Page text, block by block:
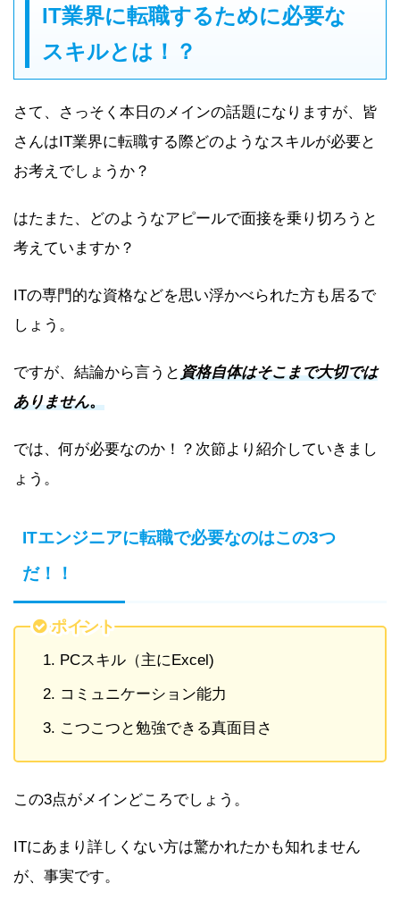
IT業界に転職するために必要な
スキルとは！？
さて、さっそく本日のメインの話題になりますが、皆
さんはIT業界に転職する際どのようなスキルが必要と
お考えでしょうか？
はたまた、どのようなアピールで面接を乗り切ろうと
考えていますか？
ITの専門的な資格などを思い浮かべられた方も居るで
しょう。
ですが、結論から言うと資格自体はそこまで大切では
ありません。
では、何が必要なのか！？次節より紹介していきまし
ょう。
ITエンジニアに転職で必要なのはこの3つ
だ！！
ポイント
PCスキル（主にExcel)
コミュニケーション能力
こつこつと勉強できる真面目さ
この3点がメインどころでしょう。
ITにあまり詳しくない方は驚かれたかも知れません
が、 事実です。